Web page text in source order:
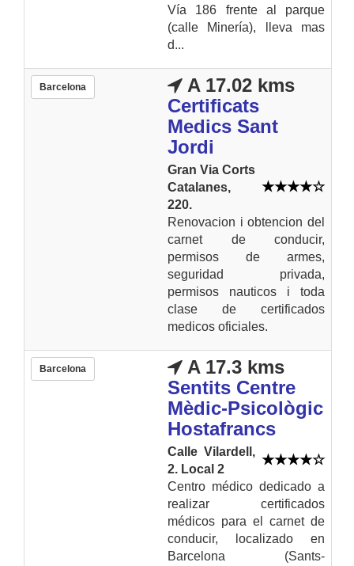
Vía 186 frente al parque
(calle Minería), lleva mas
d...
Barcelona
A 17.02 kms
Certificats
Medics Sant
Jordi
Gran Via Corts
Catalanes,
220.
Renovacion i obtencion del
carnet de conducir,
permisos de armes,
seguridad privada,
permisos nauticos i toda
clase de certificados
medicos oficiales.
Barcelona
A 17.3 kms
Sentits Centre
Mèdic-Psicològic
Hostafrancs
Calle Vilardell,
2. Local 2
Centro médico dedicado a
realizar certificados
médicos para el carnet de
conducir, localizado en
Barcelona (Sants-